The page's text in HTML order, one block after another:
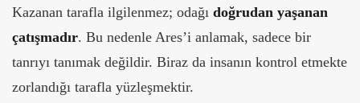
Kazanan tarafla ilgilenmez; odağı doğrudan yaşanan
çatışmadır. Bu nedenle Ares’i anlamak, sadece bir
tanrıyı tanımak değildir. Biraz da insanın kontrol etmekte
zorlandığı tarafla yüzleşmektir.